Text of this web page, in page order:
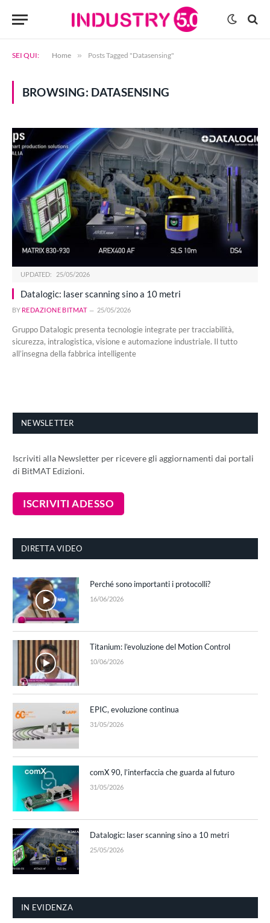
SEI QUI: Home » Posts Tagged "Datasensing"
BROWSING: DATASENSING
UPDATED: 25/05/2026
Datalogic: laser scanning sino a 10 metri
BY REDAZIONE BITMAT 25/05/2026
Gruppo Datalogic presenta tecnologie integrate per tracciabilità,
sicurezza, intralogistica, visione e automazione industriale. Il tutto
all’insegna della fabbrica intelligente
NEWSLETTER
Iscriviti alla Newsletter per ricevere gli aggiornamenti dai portali
di BitMAT Edizioni.
DIRETTA VIDEO
Perché sono importanti i protocolli?
16/06/2026
Titanium: l’evoluzione del Motion Control
10/06/2026
EPIC, evoluzione continua
31/05/2026
comX 90, l’interfaccia che guarda al futuro
31/05/2026
Datalogic: laser scanning sino a 10 metri
25/05/2026
IN EVIDENZA